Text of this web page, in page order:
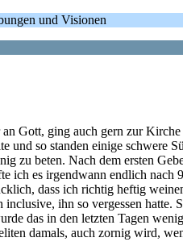
und Visionen
Gott, ging auch gern zur
und so standen einige
zu beten. Nach dem ersten
ich es irgendwann endlich
dass ich richtig heftig
ihn so vergessen
das in den letzten Tagen
damals, auch zornig wird,